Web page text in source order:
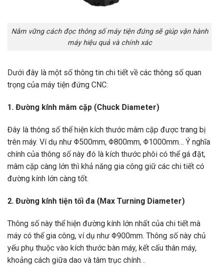
Nắm vững cách đọc thông số máy tiện đứng sẽ giúp vận hành
máy hiệu quả và chính xác
Dưới đây là một số thông tin chi tiết về các thông số quan
trọng của máy tiện đứng CNC:
1. Đường kính mâm cặp (Chuck Diameter)
Đây là thông số thể hiện kích thước mâm cặp được trang bị
trên máy. Ví dụ như Φ500mm, Φ800mm, Φ1000mm… Ý nghĩa
chính của thông số này đó là kích thước phôi có thể gá đặt,
mâm cặp càng lớn thì khả năng gia công giữ các chi tiết có
đường kính lớn càng tốt.
2. Đường kính tiện tối đa (Max Turning Diameter)
Thông số này thể hiện đường kính lớn nhất của chi tiết mà
máy có thể gia công, ví dụ như Φ900mm. Thông số này chủ
yếu phụ thuộc vào kích thước bàn máy, kết cấu thân máy,
khoảng cách giữa dao và tâm trục chính…